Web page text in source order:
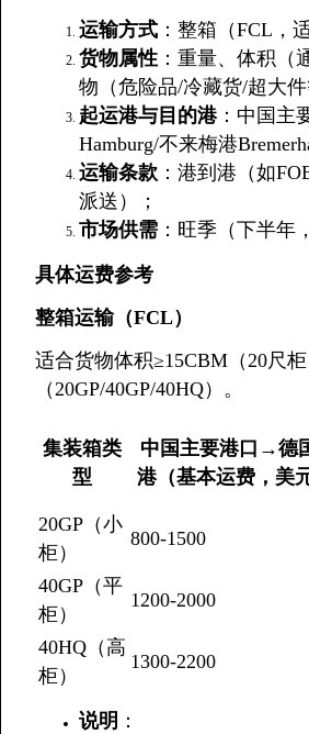
运输方式 ：整箱（FCL，
货物属性 ：重量、体积（
物（危险品/冷藏货/超大件
起运港与目的港：中国主
Hamburg/不来梅港
运输条款 ：港到港（如
派送）；
市场供需 ：旺季（下半
具体运费参考
整箱运输（FCL）
适合货物体积≥15CBM（20尺
（20GP/40GP/40HQ）。
集装箱类
型
中国主要港口→德
港（基本运费，美
20GP（小
柜）
800-1500
40GP（平
柜）
1200-2000
40HQ（高
柜）
1300-2200
说明 ：